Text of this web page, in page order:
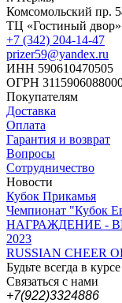
Комсомольский пр.
ТЦ «Гостиный
+7 (342) 204-14-47
prizer59@yandex.ru
ИНН 590610470505
ОГРН
Покупателям
Доставка
Оплата
Гарантия и возврат
Вопросы
Сотрудничество
Новости
Кубок Прикамья
Чемпионат "Кубок
НАГРАЖДЕНИЕ -
2023
RUSSIAN CHEER
Будьте всегда в
Связаться с нами
+7(922)3324886